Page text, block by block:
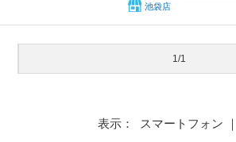
池袋店
1/1
表示： スマートフォン ｜